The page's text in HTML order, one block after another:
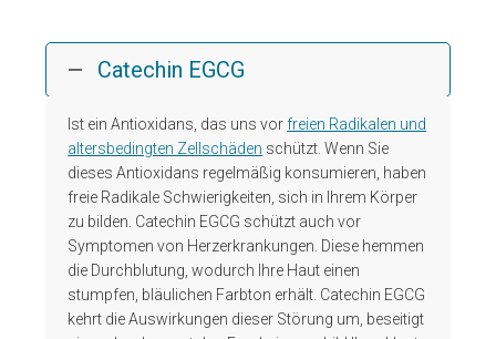
Catechin EGCG
Ist ein Antioxidans, das uns vorfreien Radikalen und
altersbedingten Zellschäden schützt. Wenn Sie
dieses Antioxidans regelmäßig konsumieren, haben
freie Radikale Schwierigkeiten, sich in Ihrem Körper
zu bilden. Catechin EGCG schützt auch vor
Symptomen von Herzerkrankungen. Diese hemmen
die Durchblutung, wodurch Ihre Haut einen
stumpfen, bläulichen Farbton erhält. Catechin EGCG
kehrt die Auswirkungen dieser Störung um, beseitigt